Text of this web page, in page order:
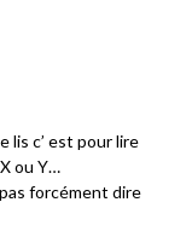
lis c’ est pour lire
ou Y…
forcément dire